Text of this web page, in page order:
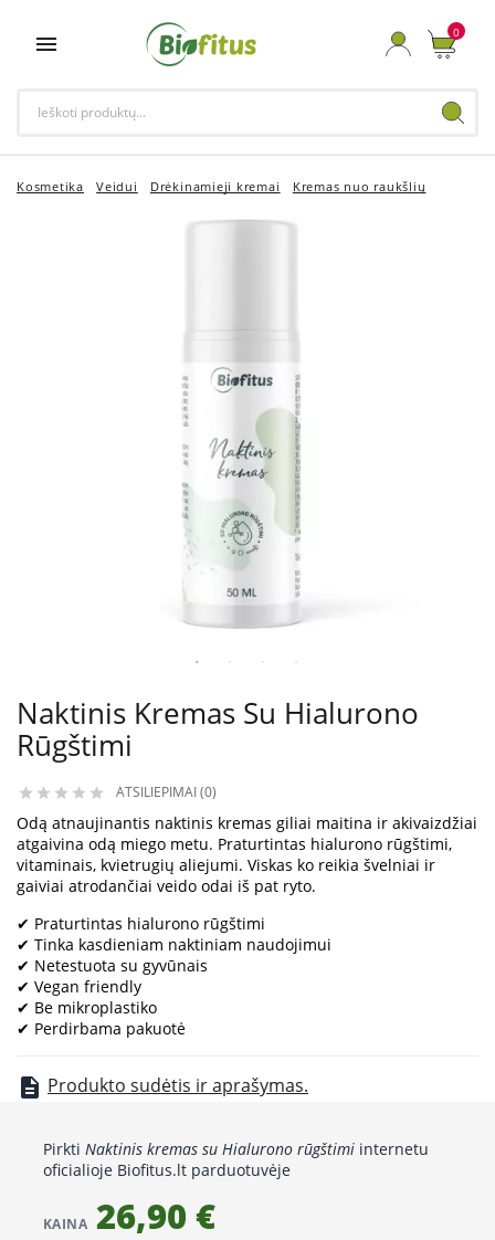
 0
Kosmetika Veidui Drėkinamieji kremai Kremas nuo raukšlių
Naktinis Kremas Su Hialurono
Rūgštimi
     ATSILIEPIMAI (0)
Odą atnaujinantis naktinis kremas giliai maitina ir akivaizdžiai
atgaivina odą miego metu. Praturtintas hialurono rūgštimi,
vitaminais, kvietrugių aliejumi. Viskas ko reikia švelniai ir
gaiviai atrodančiai veido odai iš pat ryto.
✔ Praturtintas hialurono rūgštimi
✔ Tinka kasdieniam naktiniam naudojimui
✔ Netestuota su gyvūnais
✔ Vegan friendly
✔ Be mikroplastiko
✔ Perdirbama pakuotė
description Produkto sudėtis ir aprašymas.
Pirkti Naktinis kremas su Hialurono rūgštimi internetu
oficialioje Biofitus.lt parduotuvėje
KAINA 26,90 €